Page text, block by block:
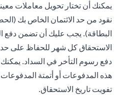
يمكنك أن تختار تحويل معاملات
نقود من حد الائتمان الخاص بك
البطاقة). يجب عليك أن تضمن دفع
الاستحقاق كل شهر للحفاظ على حد
دفع رسوم التأخر في السداد. يمكنك
هذه المدفوعات أو أتمتة
تفويت تاريخ الاستحقاق.